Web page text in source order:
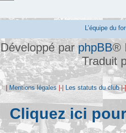
L’équipe du
Développé parphpBB®
Traduit
| Mentions légales |-| Les statuts du club
Cliquez ici